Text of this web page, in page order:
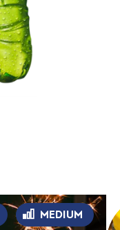
MEDIUM